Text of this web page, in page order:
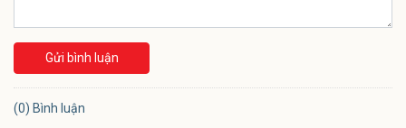
Gửi bình luận
(0) Bình luận